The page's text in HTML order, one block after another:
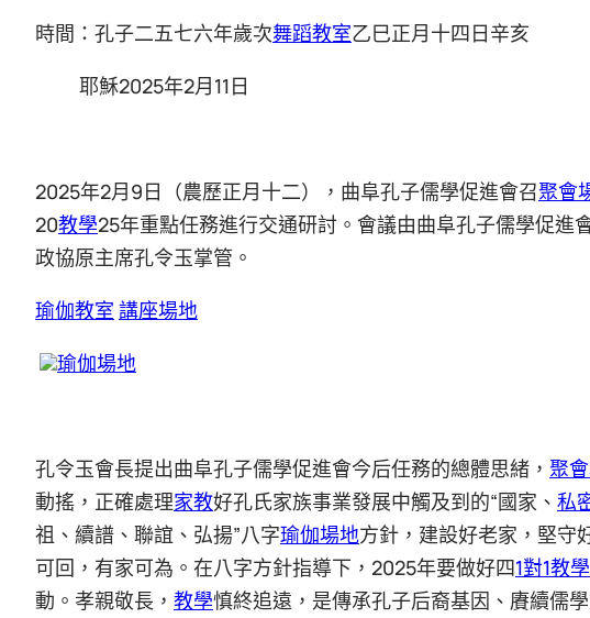
時間：孔子二五七六年歲次舞蹈教室乙巳正月十四日辛亥
耶穌2025年2月11日
2025年2月9日（農歷正月十二），曲阜孔子儒學促進會召聚會
20教學25年重點任務進行交通研討。會議由曲阜孔子儒學促進
政協原主席孔令玉掌管。
瑜伽教室 講座場地
瑜伽場地
孔令玉會長提出曲阜孔子儒學促進會今后任務的總體思緒， 聚
動搖，正確處理家教好孔氏家族事業發展中觸及到的“國家、 私
祖、續譜、聯誼、弘揚”八字瑜伽場地方針，建設好老家，堅守
可回，有家可為。在八字方針指導下，2025年要做好四1對1教學
動。孝親敬長， 教學慎終追遠，是傳承孔子后裔基因、賡續儒